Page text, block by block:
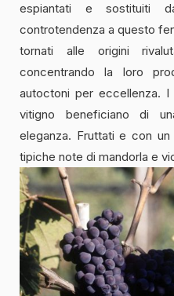
espiantati e sostituiti
controtendenza a questo
tornati alle origini
concentrando la loro
autoctoni per eccellenza.
vitigno beneficiano di
eleganza. Fruttati e con
tipiche note di mandorla e